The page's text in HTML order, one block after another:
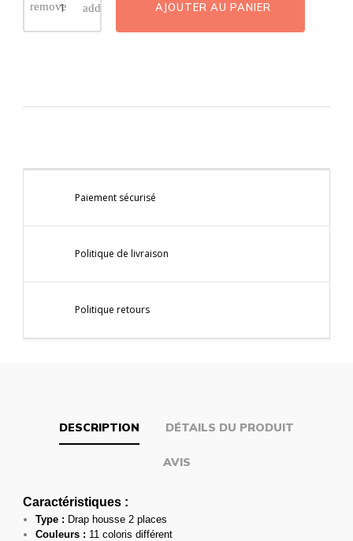
AJOUTER AU PANIER
Paiement sécurisé
Politique de livraison
Politique retours
DESCRIPTION DÉTAILS DU PRODUIT
AVIS
Caractéristiques :
Type : Drap housse 2 places
Couleurs : 11 coloris différent